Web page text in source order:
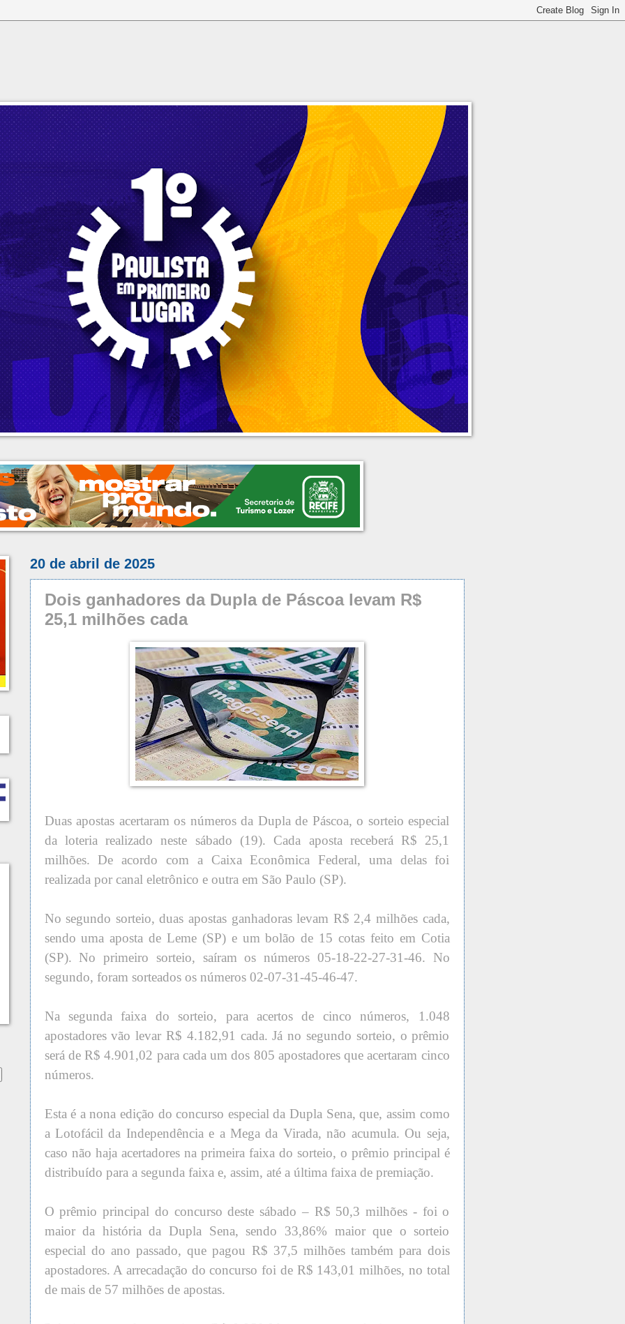
20 de abril de 2025
Dois ganhadores da Dupla de Páscoa levam R$
25,1 milhões cada
Duas apostas acertaram os números da Dupla de Páscoa, o sorteio especial
da loteria realizado neste sábado (19). Cada aposta receberá R$ 25,1
milhões. De acordo com a Caixa Econômica Federal, uma delas foi
realizada por canal eletrônico e outra em São Paulo (SP).
No segundo sorteio, duas apostas ganhadoras levam R$ 2,4 milhões cada,
sendo uma aposta de Leme (SP) e um bolão de 15 cotas feito em Cotia
(SP). No primeiro sorteio, saíram os números 05-18-22-27-31-46. No
segundo, foram sorteados os números 02-07-31-45-46-47.
Na segunda faixa do sorteio, para acertos de cinco números, 1.048
apostadores vão levar R$ 4.182,91 cada. Já no segundo sorteio, o prêmio
será de R$ 4.901,02 para cada um dos 805 apostadores que acertaram cinco
números.
Esta é a nona edição do concurso especial da Dupla Sena, que, assim como
a Lotofácil da Independência e a Mega da Virada, não acumula. Ou seja,
caso não haja acertadores na primeira faixa do sorteio, o prêmio principal é
distribuído para a segunda faixa e, assim, até a última faixa de premiação.
O prêmio principal do concurso deste sábado – R$ 50,3 milhões - foi o
maior da história da Dupla Sena, sendo 33,86% maior que o sorteio
especial do ano passado, que pagou R$ 37,5 milhões também para dois
apostadores. A arrecadação do concurso foi de R$ 143,01 milhões, no total
de mais de 57 milhões de apostas.